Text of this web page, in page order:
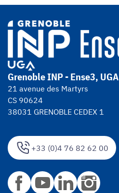
+33 (0)4 76 82 62 00
Grenoble INP - Ense3, UGA
21 avenue des Martyrs
CS 90624
38031 GRENOBLE CEDEX 1